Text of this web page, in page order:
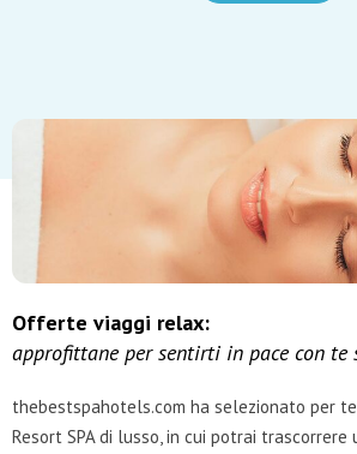
Offerte viaggi relax:
approfittane per sentirti in pace con te
thebestspahotels.com ha selezionato per
Resort SPA di lusso, in cui potrai trascorrere